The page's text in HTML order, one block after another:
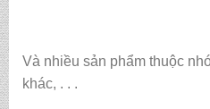
Và nhiều sản phẩm thuộc
khác, . . .